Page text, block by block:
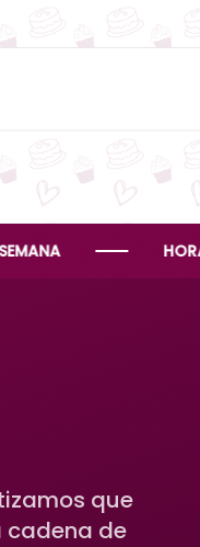
HORARIO
que
cadena de